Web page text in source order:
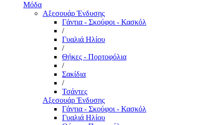
Μόδα
Αξεσουάρ Ένδυσης
Γάντια - Σκούφοι - Κασκόλ
/
Γυαλιά Ηλίου
/
Θήκες - Πορτοφόλια
/
Σακίδια
/
Τσάντες
Αξεσουάρ Ένδυσης
Γάντια - Σκούφοι - Κασκόλ
Γυαλιά Ηλίου